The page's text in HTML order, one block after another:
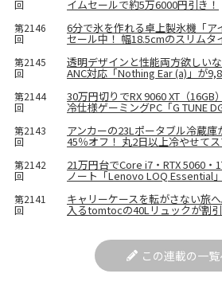
回 イムセールで約5万6000円引き！
第2146
回
6分で氷を作れる卓上製氷機「ア
セール中！ 幅18.5cmのスリムタ
第2145
回
透明デザインと性能両方欲しい
ANC対応「Nothing Ear (a)」が
第2144
回
30万円切りでRX 9060 XT（
冷仕様ゲーミングPC「G TUNE
第2143
回
アンカーの23Lポータブル冷蔵
45％オフ！ 丸2日以上冷やせて
第2142
回
21万円台でCore i7・RTX 5060・
ノート「Lenovo LOQ Essential
第2141
回
キャリーケースを転がさない旅
入るtomtocの40Lリュックが割
この連載の一覧